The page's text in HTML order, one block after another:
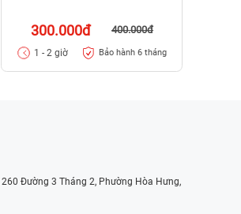
300.000đ 400.000đ
1 - 2 giờ Bảo hành 6 tháng
260 Đường 3 Tháng 2, Phường Hòa Hưng,